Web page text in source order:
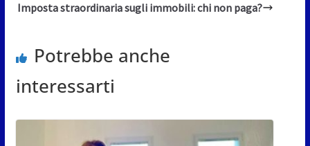
Imposta straordinaria sugli immobili: chi non paga?
Potrebbe anche
interessarti